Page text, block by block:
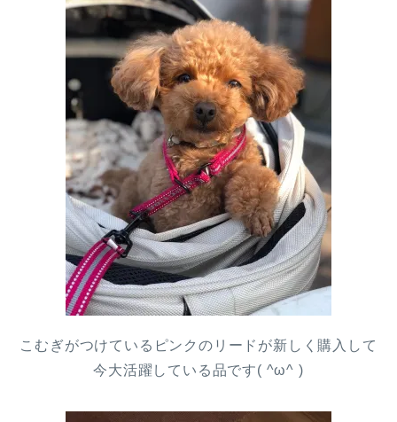
こむぎがつけているピンクのリードが新しく購入して
今大活躍している品です( ^ω^ )